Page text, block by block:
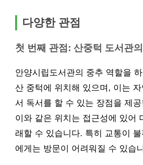
다양한 관점
첫 번째 관점: 산중턱 도서관
안양시립도서관의 중추 역할을
산 중턱에 위치해 있으며, 이는
서 독서를 할 수 있는 장점을 제
이와 같은 위치는 접근성에 있어
래할 수 있습니다. 특히 교통이
에게는 방문이 어려워질 수 있습